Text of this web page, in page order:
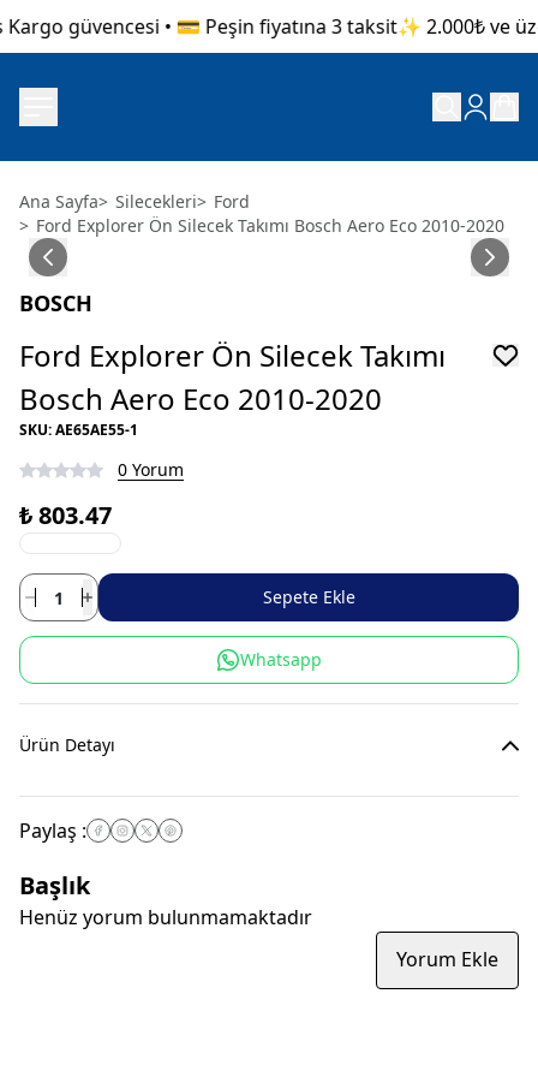
güvencesi • 💳 Peşin fiyatına 3 taksit✨ 2.000₺ ve
Ana Sayfa> Silecekleri> Ford
> Ford Explorer Ön Silecek Takımı Bosch Aero Eco 2010-2020
BOSCH
Ford Explorer Ön Silecek Takımı
Bosch Aero Eco 2010-2020
SKU:AE65AE55-1
0 Yorum
₺ 803.47
Sepete Ekle
Whatsapp
Ürün Detayı
Paylaş :
Başlık
Henüz yorum bulunmamaktadır
Yorum Ekle